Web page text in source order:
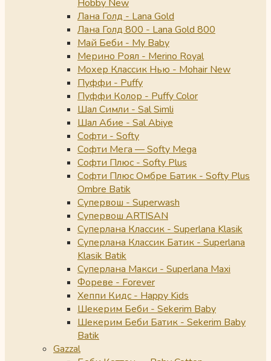
Hobby New
Лана Голд - Lana Gold
Лана Голд 800 - Lana Gold 800
Май Беби - My Baby
Мерино Роял - Merino Royal
Мохер Классик Нью - Mohair New
Пуффи - Puffy
Пуффи Колор - Puffy Color
Шал Симли - Sal Simli
Шал Абие - Sal Abiye
Софти - Softy
Софти Мега — Softy Mega
Софти Плюс - Softy Plus
Софти Плюс Омбре Батик - Softy Plus
Ombre Batik
Супервош - Superwash
Супервош ARTISAN
Суперлана Классик - Superlana Klasik
Суперлана Классик Батик - Superlana
Klasik Batik
Суперлана Макси - Superlana Maxi
Фореве - Forever
Хеппи Кидс - Happy Kids
Шекерим Беби - Sekerim Baby
Шекерим Беби Батик - Sekerim Baby
Batik
Gazzal